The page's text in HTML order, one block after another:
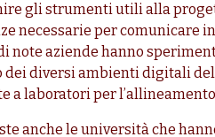
gli strumenti utili alla
necessarie per comunicare
note aziende hanno
dei diversi ambienti digitali
a laboratori per
anche le università che